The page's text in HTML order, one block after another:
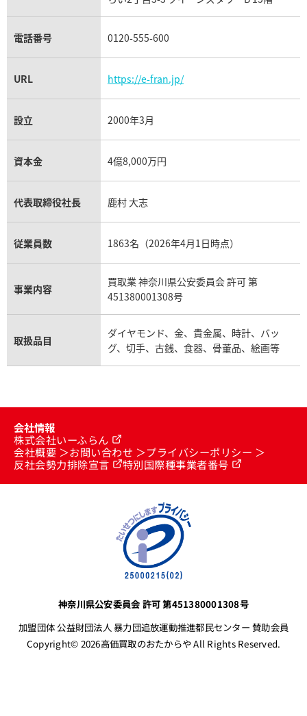
電話番号 0120-555-600
URL https://e-fran.jp/
設立 2000年3月
資本金 4億8,000万円
代表取締役社長 鹿村 大志
従業員数 1863名（2026年4月1日時点）
事業内容
買取業 神奈川県公安委員会 許可 第
451380001308号
取扱品目
ダイヤモンド、金、貴金属、時計、バッ
グ、切手、古銭、食器、骨董品、絵画等
会社情報
株式会社いーふらん
会社概要
お問い合わせ
プライバシーポリシー
反社会勢力排除宣言
特別国際種事業者番号
神奈川県公安委員会 許可 第451380001308号
加盟団体 公益財団法人 暴力団追放運動推進都民センター 賛助会員
Copyright© 2026高価買取のおたからや All Rights Reserved.